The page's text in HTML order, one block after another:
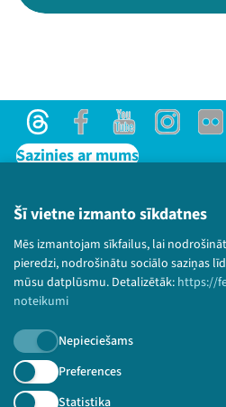
Šī vietne izmanto sīkdatnes
Mēs izmantojam sīkfailus, lai
pieredzi, nodrošinātu sociālo saziņas
mūsu datplūsmu. Detalizētāk: https://
noteikumi
Nepieciešams
Preferences
Statistika
ThreadsFacebookYoutubeInstagram
Sazinies ar mums
Lietošanas noteikumi un
Bērnu aizsardzības politika
© 2026 Sarunu festivāls
paturētas.
Piesakies jaunumiem!